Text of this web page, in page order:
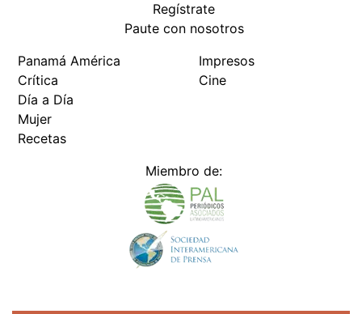
Regístrate
Paute con nosotros
Panamá América
Crítica
Día a Día
Mujer
Recetas
Impresos
Cine
Miembro de: